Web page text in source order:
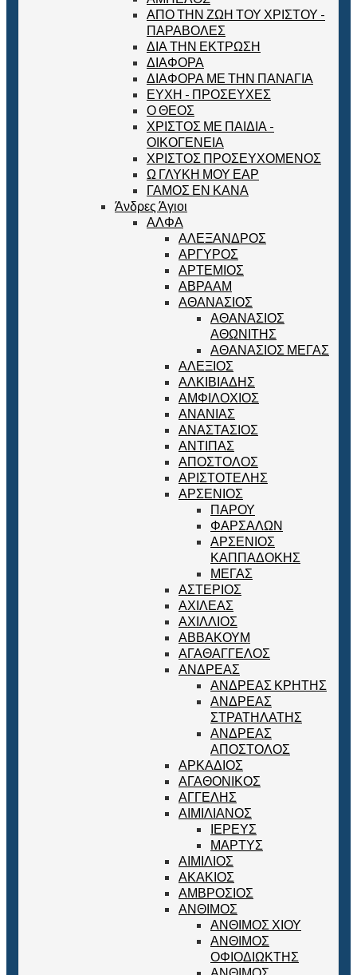
ΑΠΟ ΤΗΝ ΖΩΗ ΤΟΥ ΧΡΙΣΤΟΥ -
ΠΑΡΑΒΟΛΕΣ
ΔΙΑ ΤΗΝ ΕΚΤΡΩΣΗ
ΔΙΑΦΟΡΑ
ΔΙΑΦΟΡΑ ΜΕ ΤΗΝ ΠΑΝΑΓΙΑ
ΕΥΧΗ - ΠΡΟΣΕΥΧΕΣ
Ο ΘΕΟΣ
ΧΡΙΣΤΟΣ ΜΕ ΠΑΙΔΙΑ -
ΟΙΚΟΓΕΝΕΙΑ
ΧΡΙΣΤΟΣ ΠΡΟΣΕΥΧΟΜΕΝΟΣ
Ω ΓΛΥΚΗ ΜΟΥ ΕΑΡ
ΓΑΜΟΣ ΕΝ ΚΑΝΑ
Άνδρες Άγιοι
ΑΛΦΑ
ΑΛΕΞΑΝΔΡΟΣ
ΑΡΓΥΡΟΣ
ΑΡΤΕΜΙΟΣ
ΑΒΡΑΑΜ
ΑΘΑΝΑΣΙΟΣ
ΑΘΑΝΑΣΙΟΣ
ΑΘΩΝΙΤΗΣ
ΑΘΑΝΑΣΙΟΣ ΜΕΓΑΣ
ΑΛΕΞΙΟΣ
ΑΛΚΙΒΙΑΔΗΣ
ΑΜΦΙΛΟΧΙΟΣ
ΑΝΑΝΙΑΣ
ΑΝΑΣΤΑΣΙΟΣ
ΑΝΤΙΠΑΣ
ΑΠΟΣΤΟΛΟΣ
ΑΡΙΣΤΟΤΕΛΗΣ
ΑΡΣΕΝΙΟΣ
ΠΑΡΟΥ
ΦΑΡΣΑΛΩΝ
ΑΡΣΕΝΙΟΣ
ΚΑΠΠΑΔΟΚΗΣ
ΜΕΓΑΣ
ΑΣΤΕΡΙΟΣ
ΑΧΙΛΕΑΣ
ΑΧΙΛΛΙΟΣ
ΑΒΒΑΚΟΥΜ
ΑΓΑΘΑΓΓΕΛΟΣ
ΑΝΔΡΕΑΣ
ΑΝΔΡΕΑΣ ΚΡΗΤΗΣ
ΑΝΔΡΕΑΣ
ΣΤΡΑΤΗΛΑΤΗΣ
ΑΝΔΡΕΑΣ
ΑΠΟΣΤΟΛΟΣ
ΑΡΚΑΔΙΟΣ
ΑΓΑΘΟΝΙΚΟΣ
ΑΓΓΕΛΗΣ
ΑΙΜΙΛΙΑΝΟΣ
ΙΕΡΕΥΣ
ΜΑΡΤΥΣ
ΑΙΜΙΛΙΟΣ
ΑΚΑΚΙΟΣ
ΑΜΒΡΟΣΙΟΣ
ΑΝΘΙΜΟΣ
ΑΝΘΙΜΟΣ ΧΙΟΥ
ΑΝΘΙΜΟΣ
ΟΦΙΟΔΙΩΚΤΗΣ